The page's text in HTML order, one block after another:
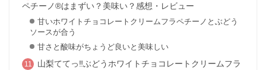
ペチーノ®はまずい？美味い？感想・レビュー
甘いホワイトチョコレートクリームフラペチーノとぶどう
ソースが合う
甘さと酸味がちょうど良いと美味しい
山梨ててっ‼ぶどうホワイトチョコレートクリームフラ